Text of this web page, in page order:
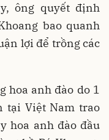
ông quyết định
bao quanh
lợi để trồng các
hoa anh đào do 1
tại Việt Nam trao
hoa anh đào đầu